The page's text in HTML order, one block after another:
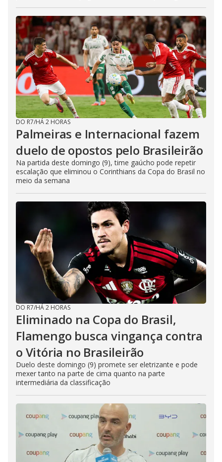
DO R7/HÁ 2 HORAS
Palmeiras e Internacional fazem
duelo de opostos pelo Brasileirão
Na partida deste domingo (9), time gaúcho pode repetir
escalação que eliminou o Corinthians da Copa do Brasil no
meio da semana
DO R7/HÁ 2 HORAS
Eliminado na Copa do Brasil,
Flamengo busca vingança contra
o Vitória no Brasileirão
Duelo deste domingo (9) promete ser eletrizante e pode
mexer tanto na parte de cima quanto na parte
intermediária da classificação